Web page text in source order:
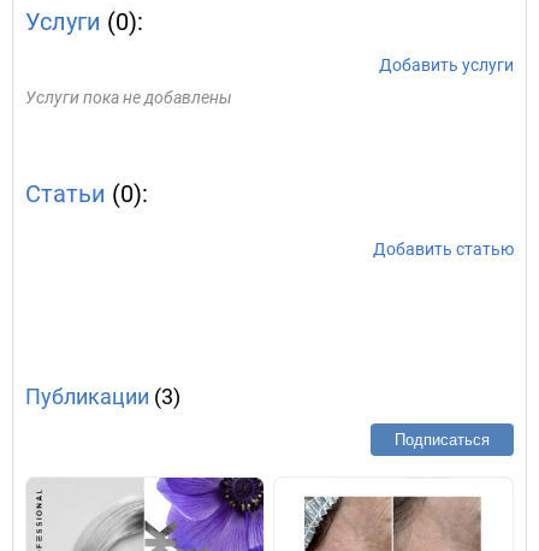
Услуги (0):
Добавить услуги
Услуги пока не добавлены
Статьи (0):
Добавить статью
Публикации (3)
Подписаться